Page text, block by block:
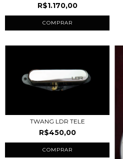
R$1.170,00
COMPRAR
TWANG LDR TELE
R$450,00
COMPRAR